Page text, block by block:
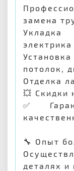
замена
электрика
потолок,
Отделка
💥 Скидки
✅
🔧 Опыт
деталях и